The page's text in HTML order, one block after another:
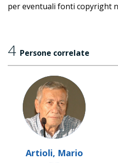
per eventuali fonti copyright
4 Persone correlate
Artioli, Mario